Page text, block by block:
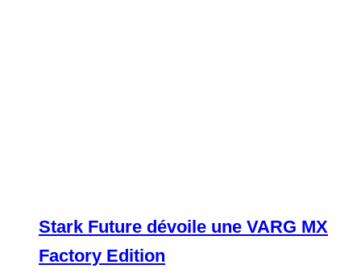
Stark Future dévoile une VARG MX
Factory Edition